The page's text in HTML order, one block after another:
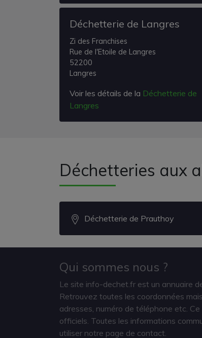
Déchetterie de Langres
Zi des Franchises
Rue de l'Etoile de Langres
52200
Langres
Voir les détails de la Déchetterie de
Langres
Déchetteries aux
Déchetterie de Prauthoy
Qui sommes nous ?
Le site info-dechet.fr est un annuaire
Retrouvez toutes les coordonnées
adresses, numéro de téléphone etc.
officiels. Toutes les informations
utiliser notre page de contact.